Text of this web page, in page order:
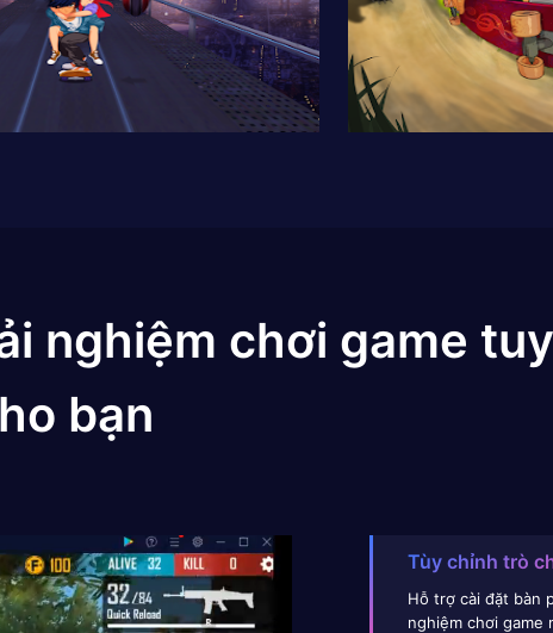
nghiệm chơi game
bạn
Tùy chỉnh trò
Hỗ trợ cài đặt bàn
nghiệm chơi game